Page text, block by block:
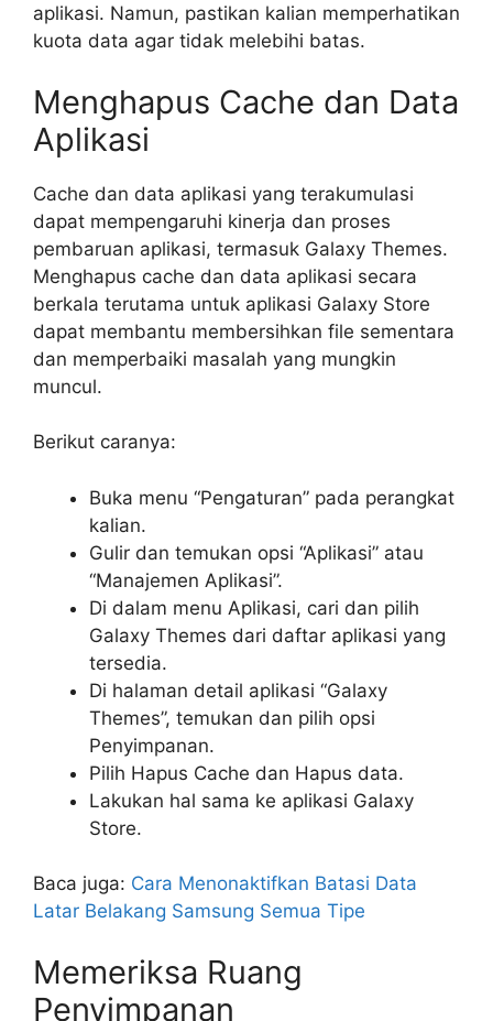
aplikasi. Namun, pastikan kalian memperhatikan
kuota data agar tidak melebihi batas.
Menghapus Cache dan Data
Aplikasi
Cache dan data aplikasi yang terakumulasi
dapat mempengaruhi kinerja dan proses
pembaruan aplikasi, termasuk Galaxy Themes.
Menghapus cache dan data aplikasi secara
berkala terutama untuk aplikasi Galaxy Store
dapat membantu membersihkan file sementara
dan memperbaiki masalah yang mungkin
muncul.
Berikut caranya:
Buka menu “Pengaturan” pada perangkat
kalian.
Gulir dan temukan opsi “Aplikasi” atau
“Manajemen Aplikasi”.
Di dalam menu Aplikasi, cari dan pilih
Galaxy Themes dari daftar aplikasi yang
tersedia.
Di halaman detail aplikasi “Galaxy
Themes”, temukan dan pilih opsi
Penyimpanan.
Pilih Hapus Cache dan Hapus data.
Lakukan hal sama ke aplikasi Galaxy
Store.
Baca juga: Cara Menonaktifkan Batasi Data
Latar Belakang Samsung Semua Tipe
Memeriksa Ruang
Penyimpanan